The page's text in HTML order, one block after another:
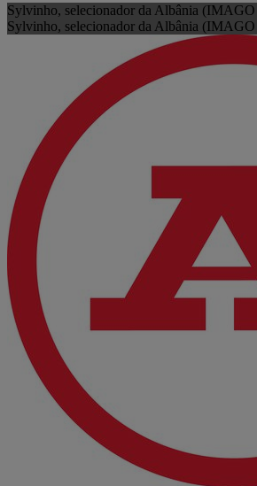
Sylvinho, selecionador da Albânia
Sylvinho, selecionador da Albânia